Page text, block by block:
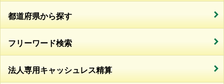
都道府県から探す
フリーワード検索
法人専用キャッシュレス精算